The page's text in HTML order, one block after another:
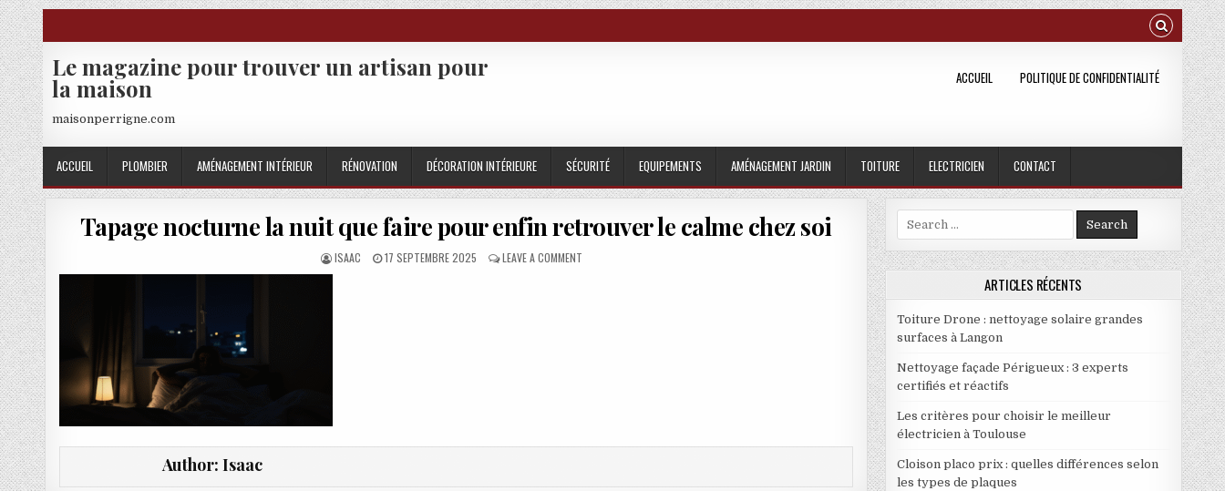
Skip to content
Le magazine pour trouver un artisan pour
la maison
maisonperrigne.com
ACCUEIL POLITIQUE DE CONFIDENTIALITÉ
ACCUEIL PLOMBIER AMÉNAGEMENT INTÉRIEUR RÉNOVATION DÉCORATION INTÉRIEURE SÉCURITÉ EQUIPEMENTS AMÉNAGEMENT JARDIN TOITURE ELECTRICIEN CONTACT
Tapage nocturne la nuit que faire pour enfin retrouver le calme chez soi
AUTHOR:
ISAAC PUBLISHED DATE:
17 SEPTEMBRE 2025 LEAVE A COMMENTON TAPAGE NOCTURNE LA NUIT QUE FAIRE POUR ENFIN RETROUVER LE CALME CHEZ SOI
Author: Isaac
Search for:
ARTICLES RÉCENTS
Toiture Drone : nettoyage solaire grandes
surfaces à Langon
Nettoyage façade Périgueux : 3 experts
certifiés et réactifs
Les critères pour choisir le meilleur
électricien à Toulouse
Cloison placo prix : quelles différences selon
les types de plaques